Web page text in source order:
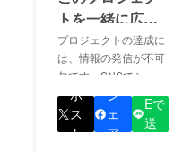
トを一緒に広め
ましょう！
プロジェクトの達成に
は、情報の発信が不可
欠です。SNSでシェア
をして、あなたが応援
しているプロジェクト
の良さを知ってもらい
ポ
ス
ト
シ
ェ
ア
Eで
送